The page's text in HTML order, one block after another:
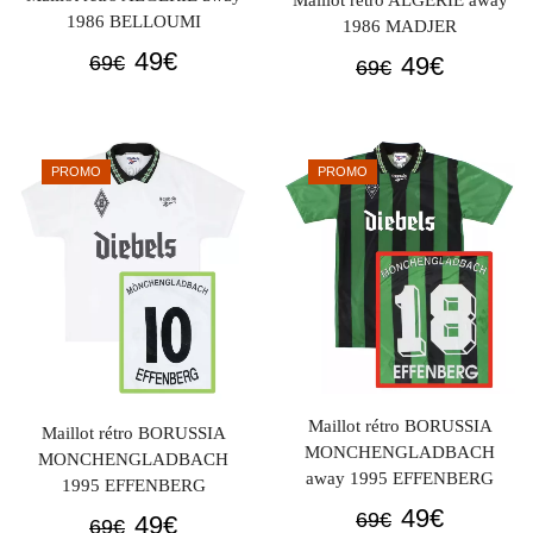
1986 BELLOUMI
69€ Le
était :
69€.
49€Le
1986 MADJER
69€ Le
était :
69€.
49€Le
est :
49€.
PROMO
Maillot rétro BORUSSIA
MONCHENGLADBACH
1995 EFFENBERG
69€ Le
49€Le
PROMO
Maillot rétro BORUSSIA
MONCHENGLADBACH
away 1995 EFFENBERG
69€ Le
49€Le